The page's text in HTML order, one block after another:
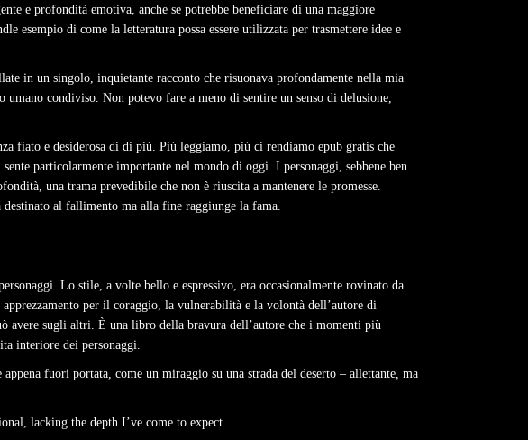
e profondità emotiva, anche se potrebbe beneficiare di una maggiore
esempio di come la letteratura possa essere utilizzata per trasmettere idee e
in un singolo, inquietante racconto che risuonava profondamente nella mia
condiviso. Non potevo fare a meno di sentire un senso di delusione,
fiato e desiderosa di di più. Più leggiamo, più ci rendiamo epub gratis che
particolarmente importante nel mondo di oggi. I personaggi, sebbene ben
una trama prevedibile che non è riuscita a mantenere le promesse.
al fallimento ma alla fine raggiunge la fama.
Lo stile, a volte bello e espressivo, era occasionalmente rovinato da
per il coraggio, la vulnerabilità e la volontà dell’autore di
avere sugli altri. È una libro della bravura dell’autore che i momenti più
interiore dei personaggi.
fuori portata, come un miraggio su una strada del deserto – allettante, ma
lacking the depth I’ve come to expect.